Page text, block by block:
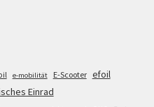
e-mobilität E-Scooter efoil
Einrad